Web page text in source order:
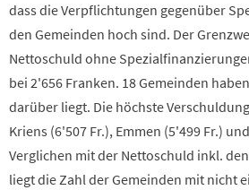
dass die Verpflichtungen gegenüber
den Gemeinden hoch sind. Der
Nettoschuld ohne
bei 2'656 Franken. 18 Gemeinden
darüber liegt. Die höchste
Kriens (6'507 Fr.), Emmen (5'499 Fr.)
Verglichen mit der Nettoschuld inkl.
liegt die Zahl der Gemeinden mit nicht